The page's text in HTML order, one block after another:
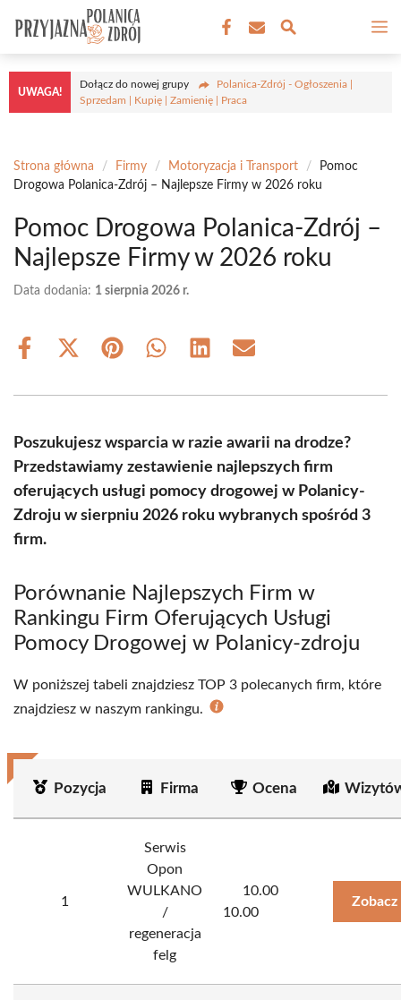
treści
UWAGA!
Dołącz do nowej grupy
Polanica-Zdrój - Ogłoszenia |
Sprzedam | Kupię | Zamienię | Praca
Strona główna / Firmy / Motoryzacja i Transport /
Pomoc
Drogowa Polanica-Zdrój – Najlepsze Firmy w 2026 roku
Pomoc Drogowa Polanica-Zdrój –
Najlepsze Firmy w 2026 roku
Data dodania: 1 sierpnia 2026 r.
Share
Share
(Twitter)
Share Share Share Share
Poszukujesz wsparcia w razie awarii na drodze?
Przedstawiamy zestawienie najlepszych firm
oferujących usługi pomocy drogowej w Polanicy-
Zdroju w sierpniu 2026 roku wybranych spośród 3
firm.
Porównanie Najlepszych Firm w
Rankingu Firm Oferujących Usługi
Pomocy Drogowej w Polanicy-zdroju
W poniższej tabeli znajdziesz TOP 3 polecanych firm, które
znajdziesz w naszym rankingu.
Pozycja Firma Ocena
1
Serwis
Opon
WULKANO
/
regeneracja
felg
10.00
10.00
Zobacz